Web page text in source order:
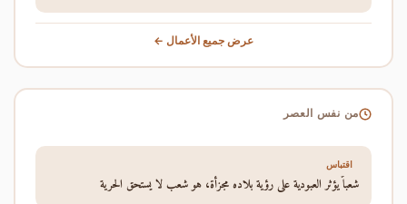
عرض جميع الأعمال ←
من نفس العصر
اقتباس
شعباً يؤثر العبودية علي رؤية بلاده مجزأة، هو شعب لا يستحق الحرية